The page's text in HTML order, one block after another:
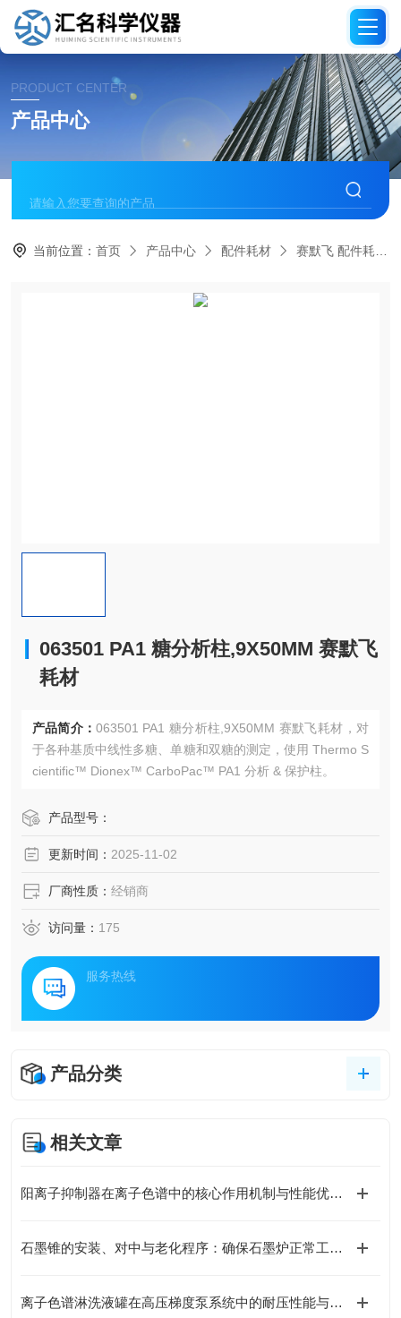
PRODUCT CENTER
产品中心
当前位置：首页 产品中心 配件耗材 赛默飞 配件耗材
063501 PA1 糖分析柱,9X50MM 赛默飞
耗材
产品简介： 063501 PA1 糖分析柱,9X50MM 赛默飞耗材，对
于各种基质中线性多糖、单糖和双糖的测定，使用 Thermo S
cientific™ Dionex™ CarboPac™ PA1 分析 & 保护柱。
产品型号：
更新时间： 2025-11-02
厂商性质： 经销商
访问量： 175
服务热线
产品分类
相关文章
阳离子抑制器在离子色谱中的核心作用机制与性能优化策略
石墨锥的安装、对中与老化程序：确保石墨炉正常工作的基础
离子色谱淋洗液罐在高压梯度泵系统中的耐压性能与密封设计